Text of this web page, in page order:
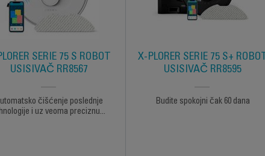
SERIE 75 S ROBOT
USISIVAČ RR8567
čišćenje poslednje
i uz veoma preciznu...
X-PLORER SERIE 75 S+ ROBOT
USISIVAČ RR8595
Budite spokojni čak 60 dana